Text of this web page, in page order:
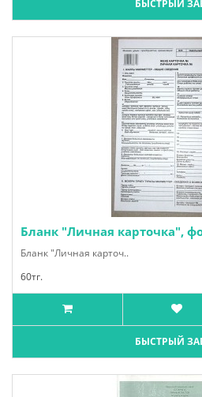
БЫСТРЫЙ
Бланк "Личная карточка",
Бланк "Личная карточ..
60тг.
БЫСТРЫЙ